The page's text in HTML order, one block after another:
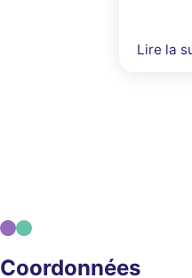
stages,
Lire la
Coordonnées